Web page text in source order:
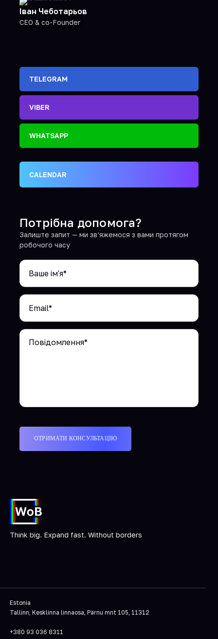
Іван Чеботарьов
CEO & co-Founder
TELEGRAM
VIBER
WHATSAPP
CALENDAR
Потрібна допомога?
Залиште запит — ми зв’яжемося з вами протягом
робочого часу
Think big. Expand fast. Without borders
Estonia
Tallinn, Kesklinna linnaosa, Pärnu mnt 105, 11312
+380 93 036 8311